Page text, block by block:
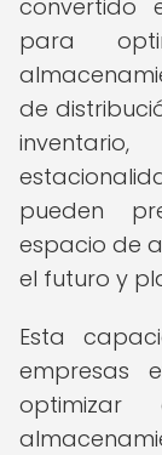
convertido
para
de
pueden
espacio de
el futuro y
Esta
empresas